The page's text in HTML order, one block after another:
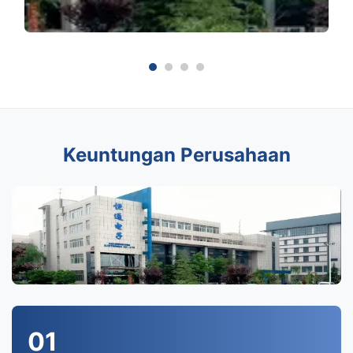
Keuntungan Perusahaan
01